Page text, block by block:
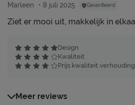
Marleen 8 juli 2025 Geverifieerd
Ziet er mooi uit, makkelijk in
Design
Kwaliteit
Prijs kwaliteit verhouding
Meer reviews